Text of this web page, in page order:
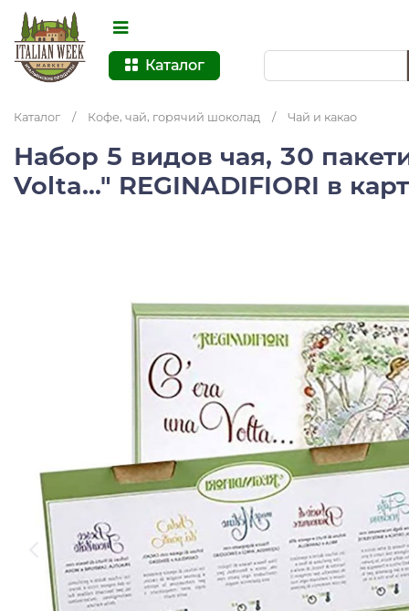
Каталог
Каталог / Кофе, чай, горячий шоколад / Чай и какао
Набор 5 видов чая, 30
Volta..." REGINADIFIORI в